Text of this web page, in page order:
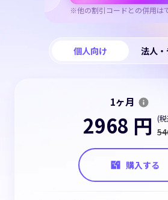
※他の割引コードとの併用は
個人向け 法人
1ヶ月
2968 円 (
購入する